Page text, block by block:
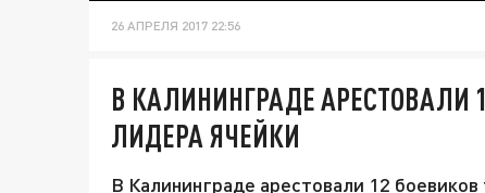
26 АПРЕЛЯ 2017 22:56
В КАЛИНИНГРАДЕ АРЕСТОВАЛИ
ЛИДЕРА ЯЧЕЙКИ
В Калининграде арестовали 12